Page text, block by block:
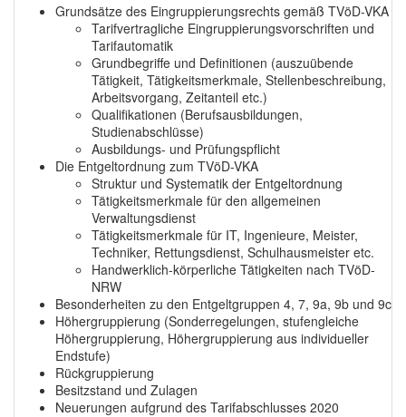
Grundsätze des Eingruppierungsrechts gemäß TVöD-VKA
Tarifvertragliche Eingruppierungsvorschriften und
Tarifautomatik
Grundbegriffe und Definitionen (auszuübende
Tätigkeit, Tätigkeitsmerkmale, Stellenbeschreibung,
Arbeitsvorgang, Zeitanteil etc.)
Qualifikationen (Berufsausbildungen,
Studienabschlüsse)
Ausbildungs- und Prüfungspflicht
Die Entgeltordnung zum TVöD-VKA
Struktur und Systematik der Entgeltordnung
Tätigkeitsmerkmale für den allgemeinen
Verwaltungsdienst
Tätigkeitsmerkmale für IT, Ingenieure, Meister,
Techniker, Rettungsdienst, Schulhausmeister etc.
Handwerklich-körperliche Tätigkeiten nach TVöD-
NRW
Besonderheiten zu den Entgeltgruppen 4, 7, 9a, 9b und 9c
Höhergruppierung (Sonderregelungen, stufengleiche
Höhergruppierung, Höhergruppierung aus individueller
Endstufe)
Rückgruppierung
Besitzstand und Zulagen
Neuerungen aufgrund des Tarifabschlusses 2020